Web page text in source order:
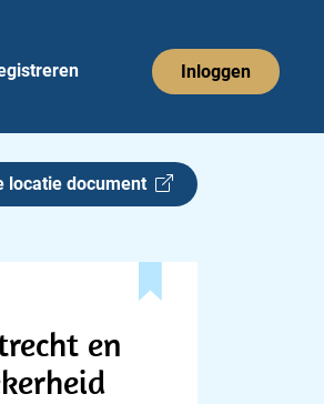
Inloggen
locatie document
en